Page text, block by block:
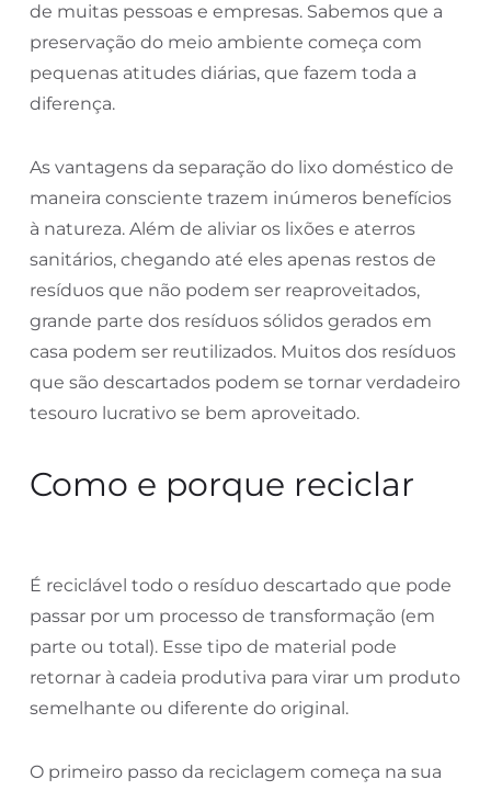
de muitas pessoas e empresas. Sabemos que a
preservação do meio ambiente começa com
pequenas atitudes diárias, que fazem toda a
diferença.
As vantagens da separação do lixo doméstico de
maneira consciente trazem inúmeros benefícios
à natureza. Além de aliviar os lixões e aterros
sanitários, chegando até eles apenas restos de
resíduos que não podem ser reaproveitados,
grande parte dos resíduos sólidos gerados em
casa podem ser reutilizados. Muitos dos resíduos
que são descartados podem se tornar verdadeiro
tesouro lucrativo se bem aproveitado.
Como e porque reciclar
É reciclável todo o resíduo descartado que pode
passar por um processo de transformação (em
parte ou total). Esse tipo de material pode
retornar à cadeia produtiva para virar um produto
semelhante ou diferente do original.
O primeiro passo da reciclagem começa na sua